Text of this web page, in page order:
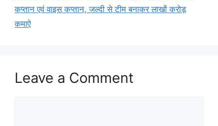
कप्तान एवं वाइस कप्तान, जल्दी से टीम बनाकर लाखों करोड़
कमाऐ
Leave a Comment